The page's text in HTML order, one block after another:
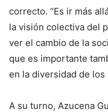
correcto. “Es ir más
la visión colectiva del
ver el cambio de la
que es importante
en la diversidad de
A su turno, Azucena